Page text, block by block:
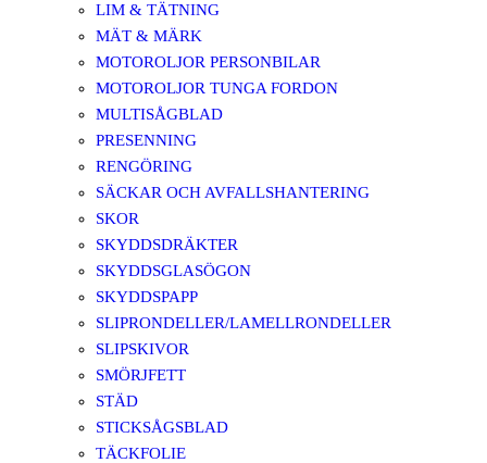
LIM & TÄTNING
MÄT & MÄRK
MOTOROLJOR PERSONBILAR
MOTOROLJOR TUNGA FORDON
MULTISÅGBLAD
PRESENNING
RENGÖRING
SÄCKAR OCH AVFALLSHANTERING
SKOR
SKYDDSDRÄKTER
SKYDDSGLASÖGON
SKYDDSPAPP
SLIPRONDELLER/LAMELLRONDELLER
SLIPSKIVOR
SMÖRJFETT
STÄD
STICKSÅGSBLAD
TÄCKFOLIE